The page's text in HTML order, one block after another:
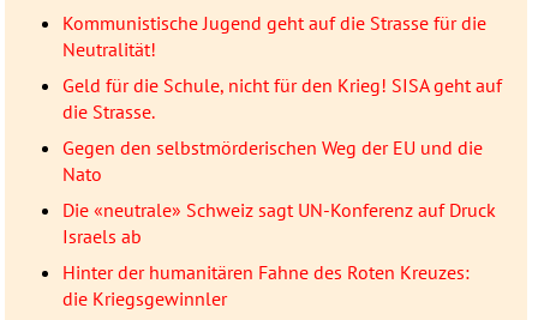
Kommunistische Jugend geht auf die Strasse für die
Neutralität!
Geld für die Schule, nicht für den Krieg! SISA geht auf
die Strasse.
Gegen den selbstmörderischen Weg der EU und die
Nato
Die «neutrale» Schweiz sagt UN-Konferenz auf Druck
Israels ab
Hinter der humanitären Fahne des Roten Kreuzes:
die Kriegsgewinnler